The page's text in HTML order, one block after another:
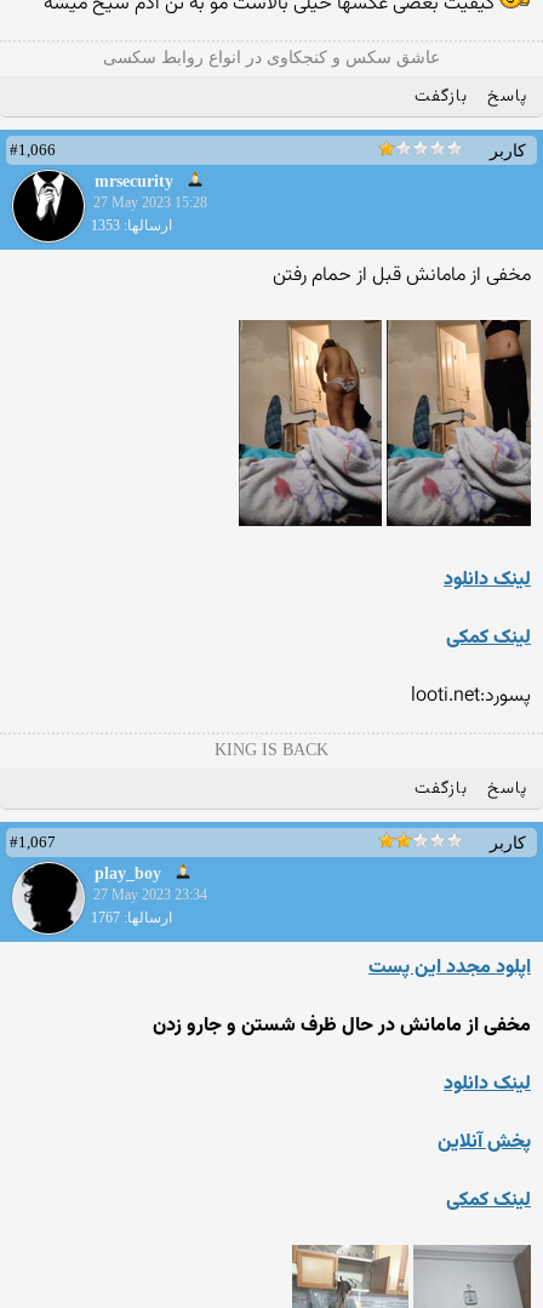
عاشق سکس و کنجکاوی در انواع روابط سکسی
پاسخ بازگفت
کاربر
#1,066
mrsecurity
27 May 2023 15:28
ارسالها: 1353
مخفی از مامانش قبل از حمام رفتن
لینک دانلود
لینک کمکی
پسورد:looti.net
KING IS BACK
پاسخ بازگفت
کاربر
#1,067
play_boy
27 May 2023 23:34
ارسالها: 1767
اپلود مجدد این پست
مخفی از مامانش در حال ظرف شستن و جارو زدن
لینک دانلود
پخش آنلاین
لینک کمکی